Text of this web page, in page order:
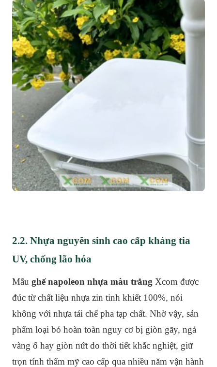
2.2. Nhựa nguyên sinh cao cấp kháng tia
UV, chống lão hóa
Mẫu ghế napoleon nhựa màu trắng Xcom được
đúc từ chất liệu nhựa zin tinh khiết 100%, nói
không với nhựa tái chế pha tạp chất. Nhờ vậy, sản
phẩm loại bỏ hoàn toàn nguy cơ bị giòn gãy, ngả
vàng ố hay giòn nứt do thời tiết khắc nghiệt, giữ
trọn tính thẩm mỹ cao cấp qua nhiều năm vận hành